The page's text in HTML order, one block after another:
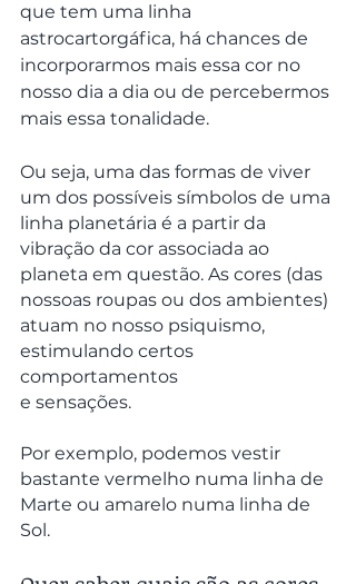
que tem uma linha
astrocartorgáfica, há chances de
incorporarmos mais essa cor no
nosso dia a dia ou de percebermos
mais essa tonalidade.
Ou seja, uma das formas de viver
um dos possíveis símbolos de uma
linha planetária é a partir da
vibração da cor associada ao
planeta em questão. As cores (das
nossoas roupas ou dos ambientes)
atuam no nosso psiquismo,
estimulando certos
comportamentos
e sensações.
Por exemplo, podemos vestir
bastante vermelho numa linha de
Marte ou amarelo numa linha de
Sol.